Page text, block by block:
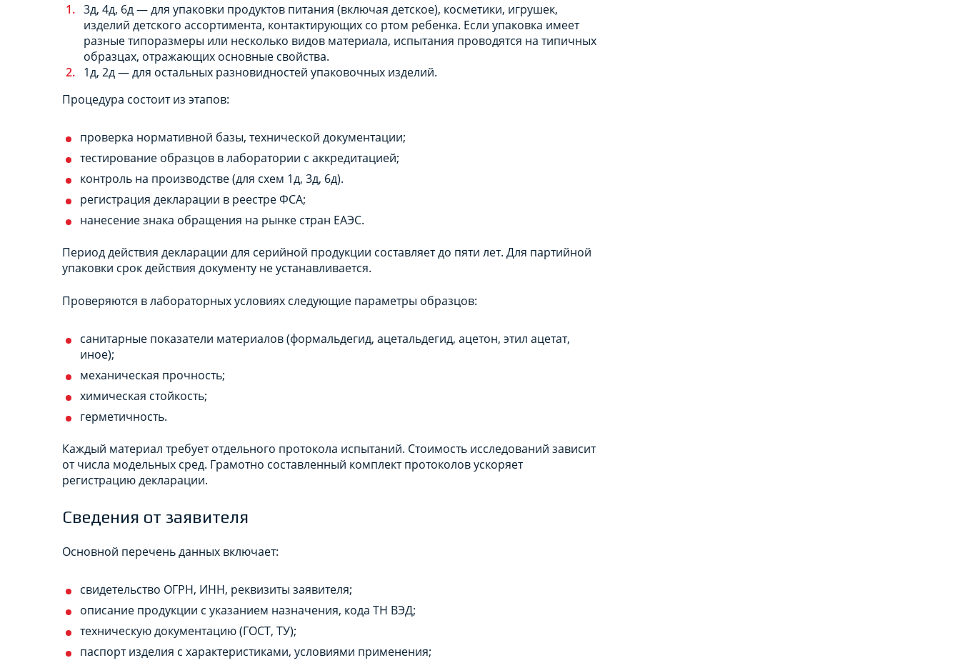
3д, 4д, 6д — для упаковки продуктов питания (включая детское), косметики, игрушек,
изделий детского ассортимента, контактирующих со ртом ребенка. Если упаковка имеет
разные типоразмеры или несколько видов материала, испытания проводятся на типичных
образцах, отражающих основные свойства.
1д, 2д — для остальных разновидностей упаковочных изделий.
Процедура состоит из этапов:
проверка нормативной базы, технической документации;
тестирование образцов в лаборатории с аккредитацией;
контроль на производстве (для схем 1д, 3д, 6д).
регистрация декларации в реестре ФСА;
нанесение знака обращения на рынке стран ЕАЭС.
Период действия декларации для серийной продукции составляет до пяти лет. Для партийной
упаковки срок действия документу не устанавливается.
Проверяются в лабораторных условиях следующие параметры образцов:
санитарные показатели материалов (формальдегид, ацетальдегид, ацетон, этил ацетат,
иное);
механическая прочность;
химическая стойкость;
герметичность.
Каждый материал требует отдельного протокола испытаний. Стоимость исследований зависит
от числа модельных сред. Грамотно составленный комплект протоколов ускоряет
регистрацию декларации.
Сведения от заявителя
Основной перечень данных включает:
свидетельство ОГРН, ИНН, реквизиты заявителя;
описание продукции с указанием назначения, кода ТН ВЭД;
техническую документацию (ГОСТ, ТУ);
паспорт изделия с характеристиками, условиями применения;